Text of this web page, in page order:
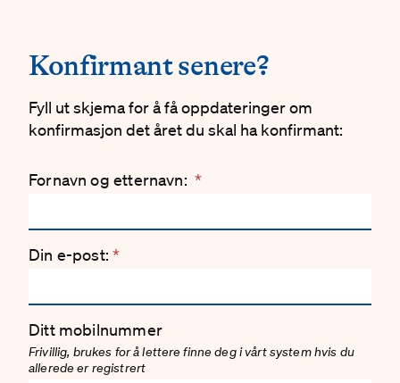
#
Konfirmant senere?
Fyll ut skjema for å få oppdateringer om
konfirmasjon det året du skal ha konfirmant:
Fornavn og etternavn:*
Din e-post:*
Ditt mobilnummer
Frivillig, brukes for å lettere finne deg i vårt system hvis du
allerede er registrert